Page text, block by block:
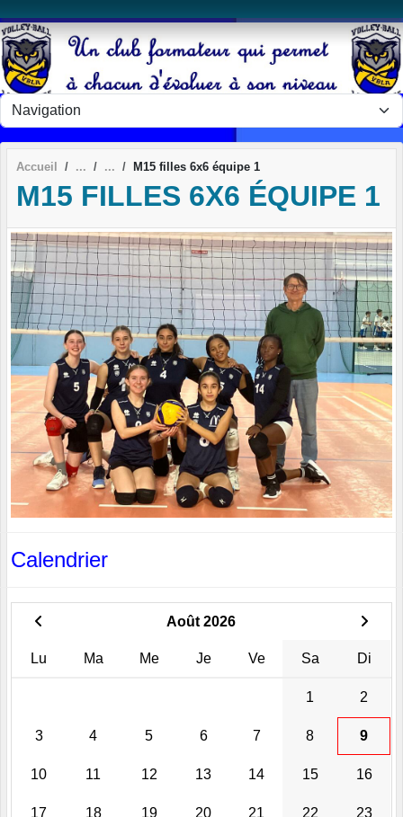
Accueil M15 filles 6x6 équipe 1
M15 FILLES 6X6 ÉQUIPE 1
Calendrier
Août 2026
Lu Ma Me Je Ve Sa Di
1 2
3 4 5 6 7 8 9
10 11 12 13 14 15 16
17 18 19 20 21 22 23